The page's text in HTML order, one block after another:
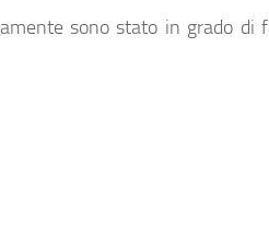
sono stato in grado di